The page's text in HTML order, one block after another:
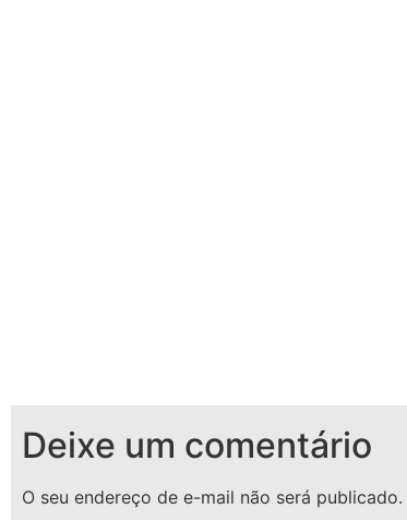
Deixe um comentário
O seu endereço de e-mail não será publicado.